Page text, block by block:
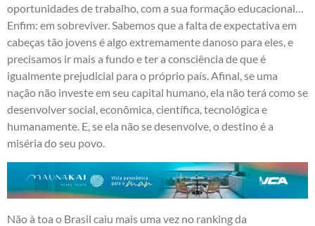
oportunidades de trabalho, com a sua formação educacional…
Enfim: em sobreviver. Sabemos que a falta de expectativa em
cabeças tão jovens é algo extremamente danoso para eles, e
precisamos ir mais a fundo e ter a consciência de que é
igualmente prejudicial para o próprio país. Afinal, se uma
nação não investe em seu capital humano, ela não terá como se
desenvolver social, econômica, científica, tecnológica e
humanamente. E, se ela não se desenvolve, o destino é a
miséria do seu povo.
Não à toa o Brasil caiu mais uma vez no ranking da